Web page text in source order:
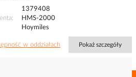
1379408
HMS-2000
Hoymiles
w oddziałach Pokaż szczegóły